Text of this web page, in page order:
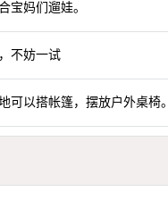
宝妈们遛娃。
不妨一试
可以搭帐篷，摆放户外桌椅。